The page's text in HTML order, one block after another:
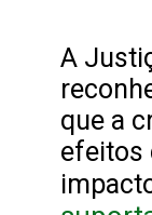
A
que a
efeitos